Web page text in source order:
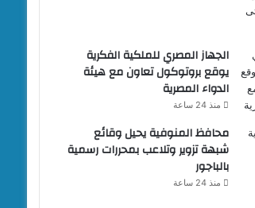
الجهاز المصري للملكية الفكرية
يوقع بروتوكول تعاون مع هيئة
الدواء المصرية
منذ 24 ساعة
محافظ المنوفية يحيل وقائع
شبهة تزوير وتلاعب بمحررات رسمية
بالباجور
منذ 24 ساعة